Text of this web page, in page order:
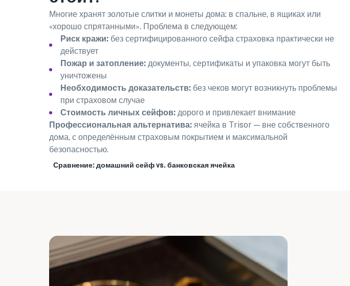
Многие хранят золотые слитки и монеты дома: в спальне, в ящиках или
«хорошо спрятанными». Проблема в следующем:
Риск кражи: без сертифицированного сейфа страховка практически не
действует
Пожар и затопление: документы, сертификаты и упаковка могут быть
уничтожены
Необходимость доказательств: без чеков могут возникнуть проблемы
при страховом случае
Стоимость личных сейфов: дорого и привлекает внимание
Профессиональная альтернатива: ячейка в Trisor — вне собственного
дома, с определённым страховым покрытием и максимальной
безопасностью.
Сравнение: домашний сейф vs. банковская ячейка